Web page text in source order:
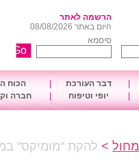
הרשמה לאתר
היום באתר 08/08/2026
סיסמא
דבר העורכת הכוח
יופי וטיפוח חברה
מחול > להקת "מומיקס"